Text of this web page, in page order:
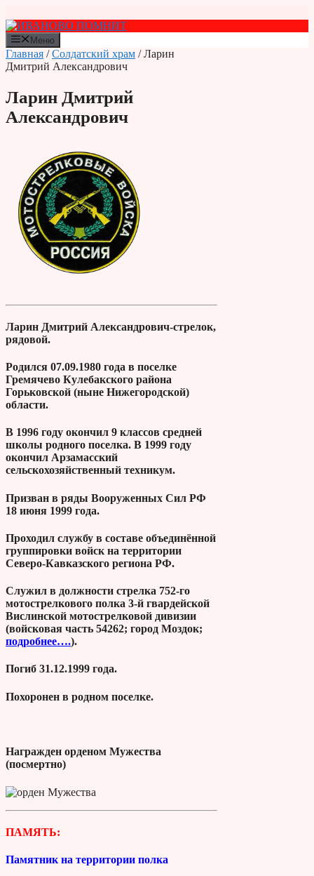
к
содержимому
Меню
Главная /Солдатский храм / Ларин
Дмитрий Александрович
Ларин Дмитрий
Александрович
Ларин Дмитрий Александрович-стрелок,
рядовой.
Родился 07.09.1980 года в поселке
Гремячево Кулебакского района
Горьковской (ныне Нижегородской)
области.
В 1996 году окончил 9 классов средней
школы родного поселка. В 1999 году
окончил Арзамасский
сельскохозяйственный техникум.
Призван в ряды Вооруженных Сил РФ
18 июня 1999 года.
Проходил службу в составе объединённой
группировки войск на территории
Северо-Кавказского региона РФ.
Служил в должности стрелка 752-го
мотострелкового полка 3-й гвардейской
Вислинской мотострелковой дивизии
(войсковая часть 54262; город Моздок;
подробнее….).
Погиб 31.12.1999 года.
Похоронен в родном поселке.
Награжден орденом Мужества
(посмертно)
ПАМЯТЬ:
Памятник на территории полка